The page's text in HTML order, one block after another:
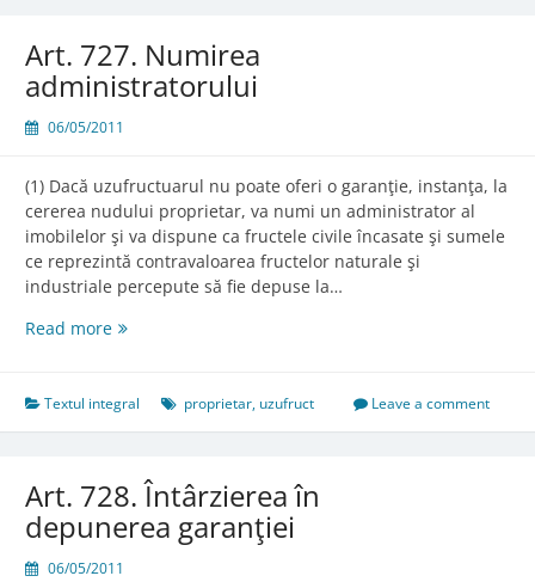
uzufructuarului
Art. 727. Numirea
administratorului
06/05/2011
(1) Dacă uzufructuarul nu poate oferi o garanţie, instanţa, la
cererea nudului proprietar, va numi un administrator al
imobilelor şi va dispune ca fructele civile încasate şi sumele
ce reprezintă contravaloarea fructelor naturale şi
industriale percepute să fie depuse la…
Read moreArt.
administratorului
Textul integral proprietar, uzufruct Leave a comment
Art. 728. Întârzierea în
depunerea garanţiei
06/05/2011